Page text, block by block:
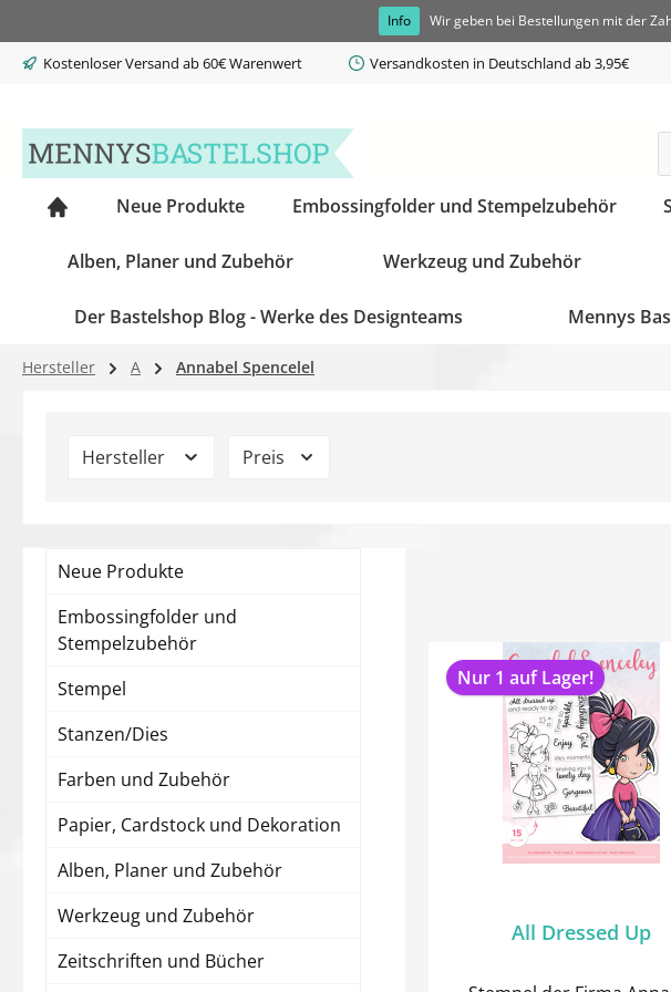
Info Wir geben bei Bestellungen mit der
Kostenloser Versand ab 60€ Warenwert Versandkosten in Deutschland ab 3,95€
Neue Produkte Embossingfolder und Stempelzubehör
Alben, Planer und Zubehör Werkzeug und Zubehör
Der Bastelshop Blog - Werke des Designteams Mennys
Hersteller A Annabel Spencelel
Hersteller Preis
Neue Produkte
Embossingfolder und
Stempelzubehör
Stempel
Stanzen/Dies
Farben und Zubehör
Papier, Cardstock und Dekoration
Alben, Planer und Zubehör
Werkzeug und Zubehör
Zeitschriften und Bücher
Nur 1 auf Lager!
All Dressed Up